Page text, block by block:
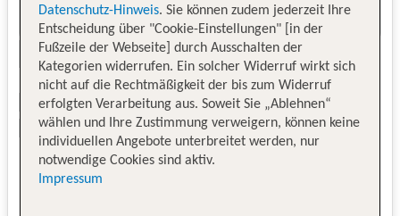
Datenschutz-Hinweis. Sie können zudem jederzeit Ihre
Entscheidung über "Cookie-Einstellungen" [in der
Fußzeile der Webseite] durch Ausschalten der
Kategorien widerrufen. Ein solcher Widerruf wirkt sich
nicht auf die Rechtmäßigkeit der bis zum Widerruf
erfolgten Verarbeitung aus. Soweit Sie „Ablehnen“
wählen und Ihre Zustimmung verweigern, können keine
individuellen Angebote unterbreitet werden, nur
notwendige Cookies sind aktiv.
Impressum